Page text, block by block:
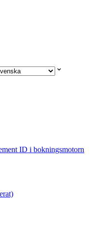
ID i bokningsmotorn